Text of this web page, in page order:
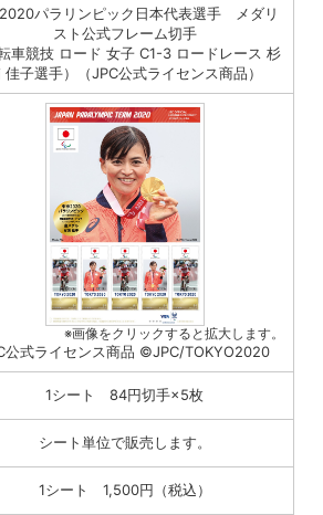
パラリンピック日本代表選手 メダリ
スト公式フレーム切手
転車競技 ロード 女子 C1-3 ロードレース 杉
佳子選手）（JPC公式ライセンス商品）
※画像をクリックすると拡大します。
公式ライセンス商品 ©JPC/TOKYO2020
1シート 84円切手×5枚
シート単位で販売します。
1シート 1,500円（税込）